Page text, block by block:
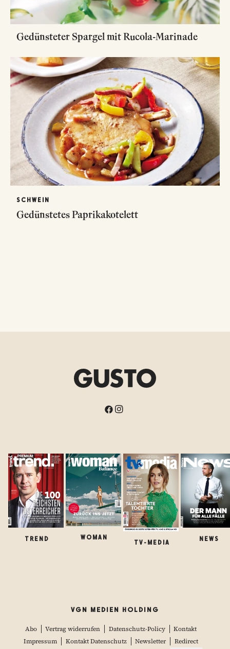
Gedünsteter Spargel mit Rucola-Marinade
SCHWEIN
Gedünstetes Paprikakotelett
TREND WOMAN
TV-MEDIA
NEWS
VGN MEDIEN HOLDING
Abo Vertrag widerrufen Datenschutz-Policy
Kontakt
Impressum
Kontakt Datenschutz Newsletter Redirect